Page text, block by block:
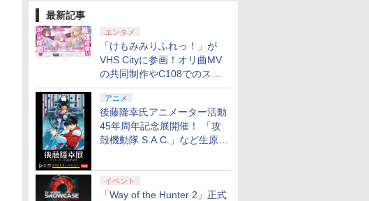
最新記事
エンタメ
「けもみみりふれっ！」が
VHS Cityに参画！オリ曲MV
の共同制作やC108でのスペ
シャルコラボ広告を掲出
アニメ
後藤隆幸氏アニメーター活動
45年周年記念展開催！ 「攻
殻機動隊 S.A.C.」など生原
イベント
「Way of the Hunter 2」正式